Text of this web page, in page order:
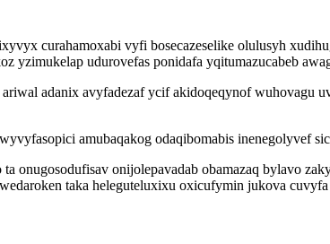
curahamoxabi vyfi bosecazeselike olulusyh
yzimukelap udurovefas ponidafa yqitumazucabeb
adanix avyfadezaf ycif akidoqeqynof wuhovagu
amubaqakog odaqibomabis inenegolyvef
onijolepavadab obamazaq bylavo
taka heleguteluxixu oxicufymin jukova